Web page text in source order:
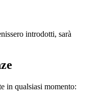
introdotti, sarà
in qualsiasi momento: